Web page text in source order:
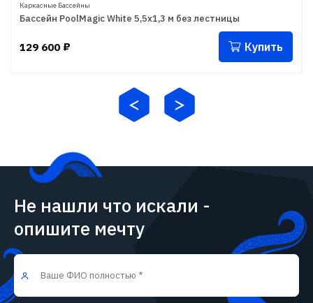
Каркасные Бассейны
Бассейн PoolMagic White 5,5x1,3 м без лестницы
129 600 ₽ Купить
Не нашли что искали -
опишите мечту